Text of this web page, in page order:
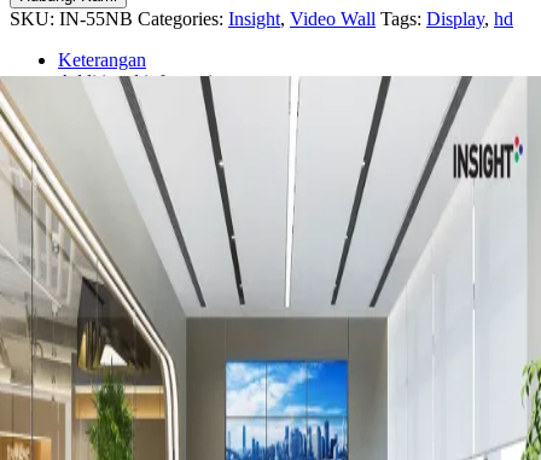
SKU: IN-55NB Categories: Insight, Video Wall Tags: Display, hd
Keterangan
Additional information